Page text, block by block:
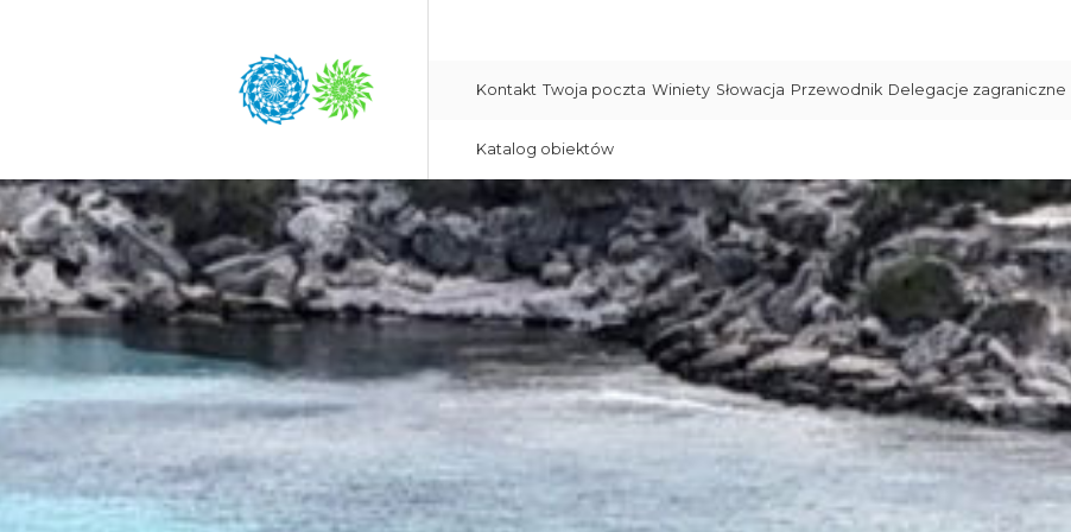
Kontakt Twoja poczta Winiety Słowacja Przewodnik Delegacje zagraniczne
Katalog obiektów